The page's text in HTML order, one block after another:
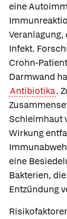
eine
Infekt.
Crohn-
Darmwand
Antibiotika.
Schleimhaut
Wirkung
eine
Bakterien,
Entzündung